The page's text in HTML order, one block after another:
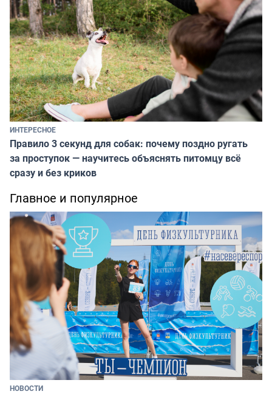
ИНТЕРЕСНОЕ
Правило 3 секунд для собак: почему поздно ругать
за проступок — научитесь объяснять питомцу всё
сразу и без криков
Главное и популярное
НОВОСТИ